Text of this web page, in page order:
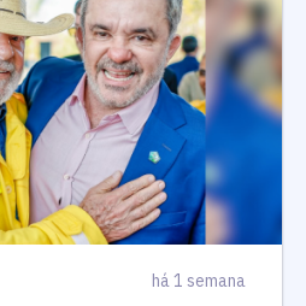
há 1 semana
Vander sobre
ao Paraguai